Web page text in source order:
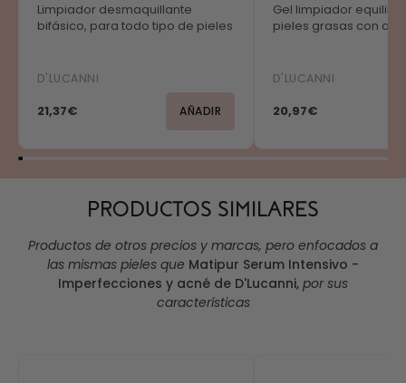
Limpiador desmaquillante
bifásico, para todo tipo de pieles
D'LUCANNI
21,37€ AÑADIR
Gel limpiador
pieles grasas con
D'LUCANNI
20,97€
PRODUCTOS SIMILARES
Productos de otros precios y marcas, pero enfocados a
las mismas pieles que Matipur Serum Intensivo -
Imperfecciones y acné de D'Lucanni, por sus
características